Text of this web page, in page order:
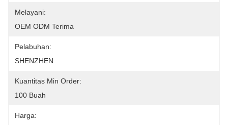
Melayani:
OEM ODM Terima
Pelabuhan:
SHENZHEN
Kuantitas Min Order:
100 Buah
Harga: